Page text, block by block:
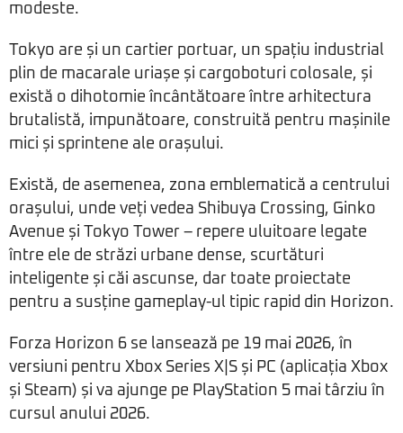
modeste.
Tokyo are și un cartier portuar, un spațiu industrial
plin de macarale uriașe și cargoboturi colosale, și
există o dihotomie încântătoare între arhitectura
brutalistă, impunătoare, construită pentru mașinile
mici și sprintene ale orașului.
Există, de asemenea, zona emblematică a centrului
orașului, unde veți vedea Shibuya Crossing, Ginko
Avenue și Tokyo Tower – repere uluitoare legate
între ele de străzi urbane dense, scurtături
inteligente și căi ascunse, dar toate proiectate
pentru a susține gameplay-ul tipic rapid din Horizon.
Forza Horizon 6 se lansează pe 19 mai 2026, în
versiuni pentru Xbox Series X|S și PC (aplicația Xbox
și Steam) și va ajunge pe PlayStation 5 mai târziu în
cursul anului 2026.